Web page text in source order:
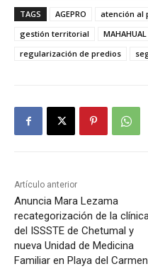
TAGS AGEPRO atención al
gestión territorial
MAHAHUAL
regularización de predios
Artículo anterior
Anuncia Mara Lezama
recategorización de la
del ISSSTE de Chetumal y
nueva Unidad de Medicina
Familiar en Playa del Carmen